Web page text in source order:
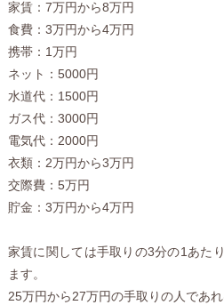
家賃：7万円から8万円
食費：3万円から4万円
携帯：1万円
ネット：5000円
水道代：1500円
ガス代：3000円
電気代：2000円
衣類：2万円から3万円
交際費：5万円
貯金：3万円から4万円
家賃に関しては手取りの3分の1あた
ます。
25万円から27万円の手取りの人であれ